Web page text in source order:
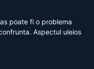
poate fi o problema
Aspectul uleios